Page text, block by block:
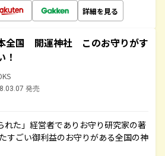
詳細を見る
全国 開運神社 このお守りがす
！
発売
れた」経営者でありお守り研究家の著
すごい御利益のお守りがある全国の神